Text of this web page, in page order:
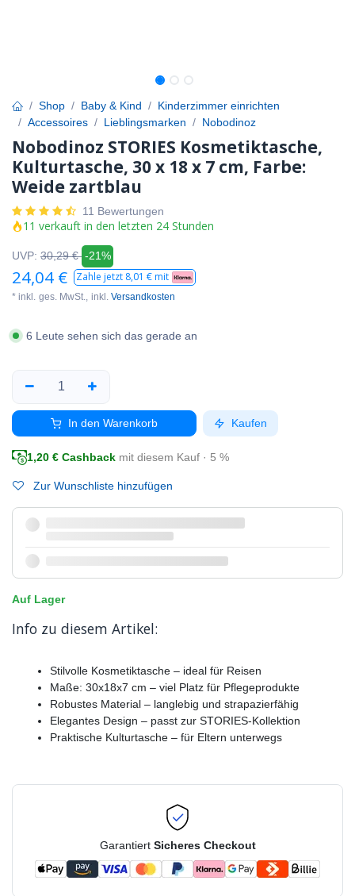
Shop Baby & Kind
Kinderzimmer einrichten
Accessoires
Lieblingsmarken Nobodinoz
Nobodinoz STORIES Kosmetiktasche,
Kulturtasche, 30 x 18 x 7 cm, Farbe:
Weide zartblau
11 Bewertungen
11 verkauft in den letzten 24 Stunden
UVP: 30,29€ -21%
24,04 € Zahle jetzt 8,01 € mit
* inkl. ges. MwSt., inkl. Versandkosten
6 Leute sehen sich das gerade an
In den Warenkorb Kaufen
1,20 € Cashback mit diesem Kauf · 5 %
Zur Wunschliste hinzufügen
Auf Lager
Info zu diesem Artikel:
Stilvolle Kosmetiktasche – ideal für Reisen
Maße: 30x18x7 cm – viel Platz für Pflegeprodukte
Robustes Material – langlebig und strapazierfähig
Elegantes Design – passt zur STORIES-Kollektion
Praktische Kulturtasche – für Eltern unterwegs
Garantiert Sicheres Checkout